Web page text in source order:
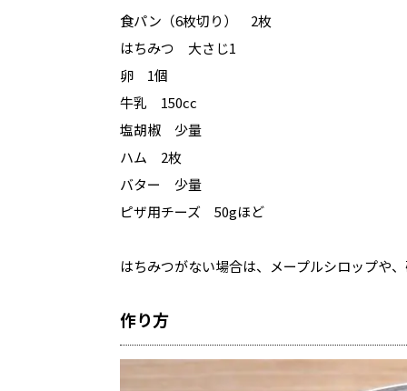
食パン（6枚切り） 2枚
はちみつ 大さじ1
卵 1個
牛乳 150cc
塩胡椒 少量
ハム 2枚
バター 少量
ピザ用チーズ 50gほど
はちみつがない場合は、メープルシロップや
作り方